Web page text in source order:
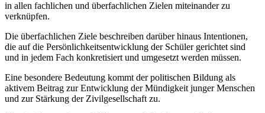
in allen fachlichen und überfachlichen Zielen miteinander zu
verknüpfen.
Die überfachlichen Ziele beschreiben darüber hinaus Intentionen,
die auf die Persönlichkeitsentwicklung der Schüler gerichtet sind
und in jedem Fach konkretisiert und umgesetzt werden müssen.
Eine besondere Bedeutung kommt der politischen Bildung als
aktivem Beitrag zur Entwicklung der Mündigkeit junger Menschen
und zur Stärkung der Zivilgesellschaft zu.